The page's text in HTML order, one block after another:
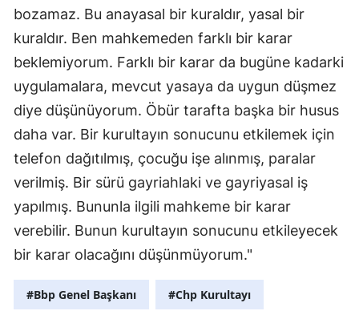
bozamaz. Bu anayasal bir kuraldır, yasal bir
kuraldır. Ben mahkemeden farklı bir karar
beklemiyorum. Farklı bir karar da bugüne kadarki
uygulamalara, mevcut yasaya da uygun düşmez
diye düşünüyorum. Öbür tarafta başka bir husus
daha var. Bir kurultayın sonucunu etkilemek için
telefon dağıtılmış, çocuğu işe alınmış, paralar
verilmiş. Bir sürü gayriahlaki ve gayriyasal iş
yapılmış. Bununla ilgili mahkeme bir karar
verebilir. Bunun kurultayın sonucunu etkileyecek
bir karar olacağını düşünmüyorum."
#Bbp Genel Başkanı #Chp Kurultayı